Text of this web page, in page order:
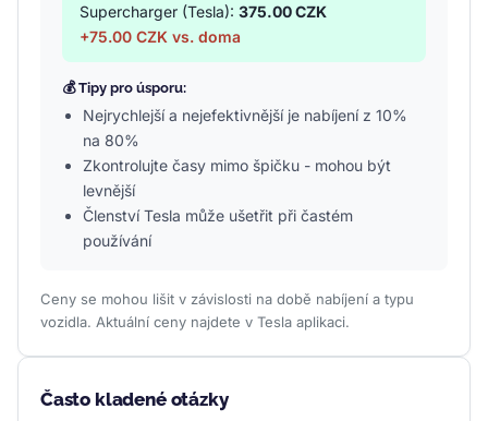
Supercharger (Tesla): 375.00 CZK
+75.00 CZK vs. doma
💰 Tipy pro úsporu:
Nejrychlejší a nejefektivnější je nabíjení z 10%
na 80%
Zkontrolujte časy mimo špičku - mohou být
levnější
Členství Tesla může ušetřit při častém
používání
Ceny se mohou lišit v závislosti na době nabíjení a typu
vozidla. Aktuální ceny najdete v Tesla aplikaci.
Často kladené otázky